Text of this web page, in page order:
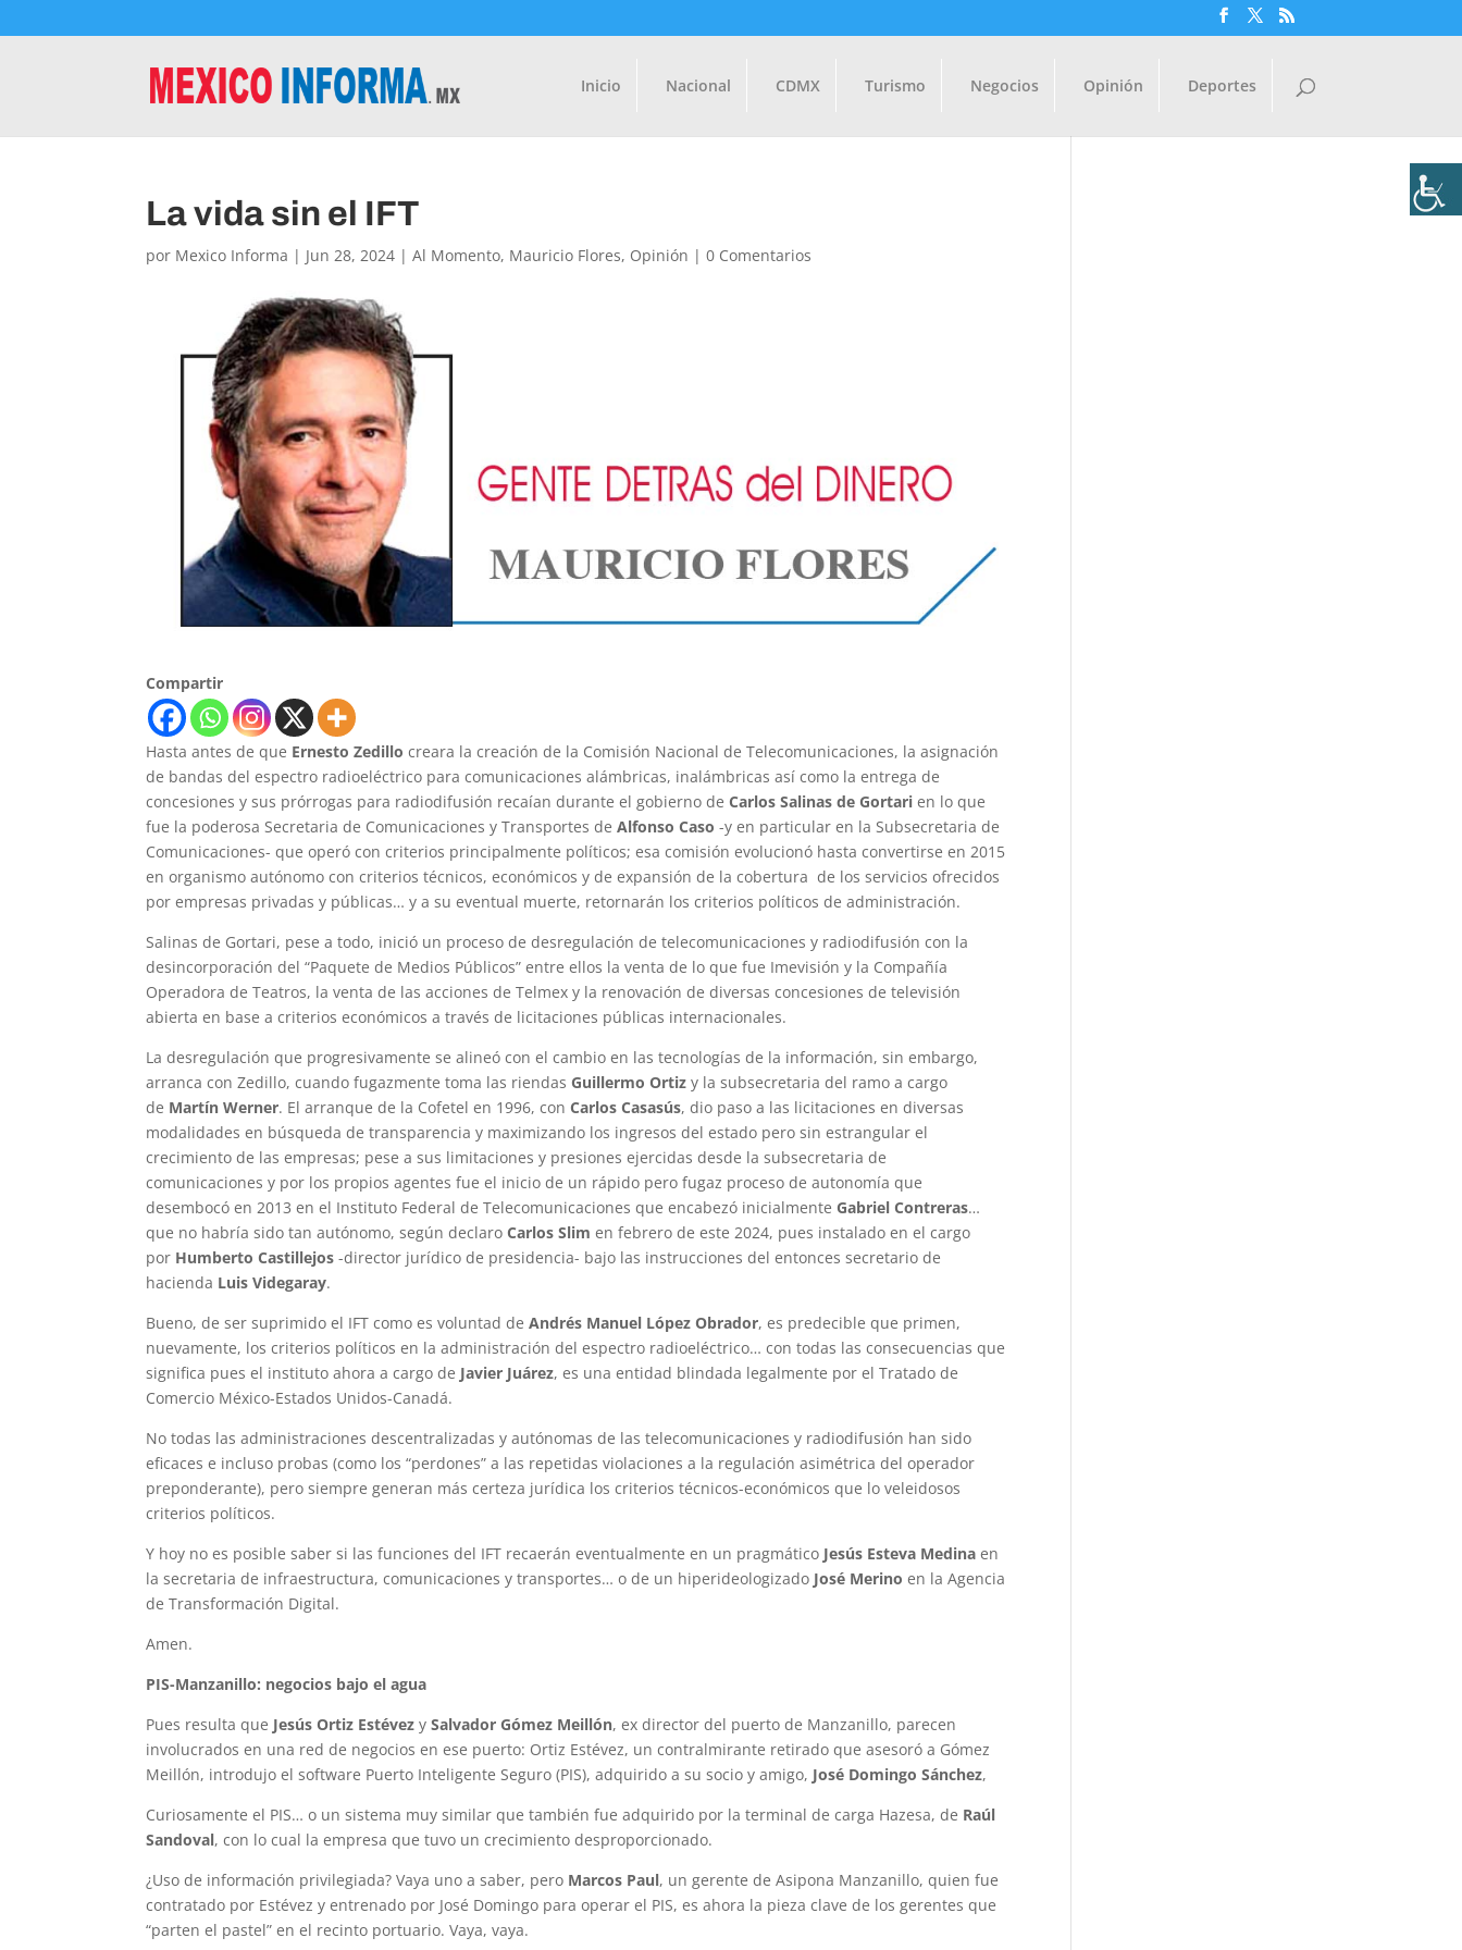
Inicio Nacional CDMX Turismo Negocios Opinión Deportes
La vida sin el IFT
por Mexico Informa | Jun 28, 2024 |Al Momento, Mauricio Flores, Opinión |0 Comentarios
Compartir
Hasta antes de que Ernesto Zedillo creara la creación de la Comisión Nacional de Telecomunicaciones, la asignación
de bandas del espectro radioeléctrico para comunicaciones alámbricas, inalámbricas así como la entrega de
concesiones y sus prórrogas para radiodifusión recaían durante el gobierno deCarlos Salinas de Gortari en lo que
fue la poderosa Secretaria de Comunicaciones y Transportes deAlfonso Caso -y en particular en la Subsecretaria de
Comunicaciones- que operó con criterios principalmente políticos; esa comisión evolucionó hasta convertirse en 2015
en organismo autónomo con criterios técnicos, económicos y de expansión de la cobertura de los servicios ofrecidos
por empresas privadas y públicas… y a su eventual muerte, retornarán los criterios políticos de administración.
Salinas de Gortari, pese a todo, inició un proceso de desregulación de telecomunicaciones y radiodifusión con la
desincorporación del “Paquete de Medios Públicos” entre ellos la venta de lo que fue Imevisión y la Compañía
Operadora de Teatros, la venta de las acciones de Telmex y la renovación de diversas concesiones de televisión
abierta en base a criterios económicos a través de licitaciones públicas internacionales.
La desregulación que progresivamente se alineó con el cambio en las tecnologías de la información, sin embargo,
arranca con Zedillo, cuando fugazmente toma las riendas Guillermo Ortizy la subsecretaria del ramo a cargo
de Martín Werner. El arranque de la Cofetel en 1996, conCarlos Casasús, dio paso a las licitaciones en diversas
modalidades en búsqueda de transparencia y maximizando los ingresos del estado pero sin estrangular el
crecimiento de las empresas; pese a sus limitaciones y presiones ejercidas desde la subsecretaria de
comunicaciones y por los propios agentes fue el inicio de un rápido pero fugaz proceso de autonomía que
desembocó en 2013 en el Instituto Federal de Telecomunicaciones que encabezó inicialmente Gabriel Contreras…
que no habría sido tan autónomo, según declaroCarlos Slim en febrero de este 2024, pues instalado en el cargo
por Humberto Castillejos -director jurídico de presidencia- bajo las instrucciones del entonces secretario de
hacienda Luis Videgaray.
Bueno, de ser suprimido el IFT como es voluntad deAndrés Manuel López Obrador, es predecible que primen,
nuevamente, los criterios políticos en la administración del espectro radioeléctrico… con todas las consecuencias que
significa pues el instituto ahora a cargo de Javier Juárez, es una entidad blindada legalmente por el Tratado de
Comercio México-Estados Unidos-Canadá.
No todas las administraciones descentralizadas y autónomas de las telecomunicaciones y radiodifusión han sido
eficaces e incluso probas (como los “perdones” a las repetidas violaciones a la regulación asimétrica del operador
preponderante), pero siempre generan más certeza jurídica los criterios técnicos-económicos que lo veleidosos
criterios políticos.
Y hoy no es posible saber si las funciones del IFT recaerán eventualmente en un pragmático Jesús Esteva Medina en
la secretaria de infraestructura, comunicaciones y transportes… o de un hiperideologizado José Merino en la Agencia
de Transformación Digital.
Amen.
PIS-Manzanillo: negocios bajo el agua
Pues resulta que Jesús Ortiz Estévez ySalvador Gómez Meillón, ex director del puerto de Manzanillo, parecen
involucrados en una red de negocios en ese puerto: Ortiz Estévez, un contralmirante retirado que asesoró a Gómez
Meillón, introdujo el software Puerto Inteligente Seguro (PIS), adquirido a su socio y amigo, José Domingo Sánchez,
Curiosamente el PIS… o un sistema muy similar que también fue adquirido por la terminal de carga Hazesa, de Raúl
Sandoval, con lo cual la empresa que tuvo un crecimiento desproporcionado.
¿Uso de información privilegiada? Vaya uno a saber, pero Marcos Paul, un gerente de Asipona Manzanillo, quien fue
contratado por Estévez y entrenado por José Domingo para operar el PIS, es ahora la pieza clave de los gerentes que
“parten el pastel” en el recinto portuario. Vaya, vaya.